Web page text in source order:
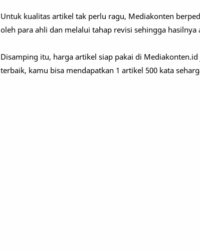
Untuk kualitas artikel tak perlu ragu, Mediakonten
oleh para ahli dan melalui tahap revisi sehingga hasilnya
Disamping itu, harga artikel siap pakai di
terbaik, kamu bisa mendapatkan 1 artikel 500 kata